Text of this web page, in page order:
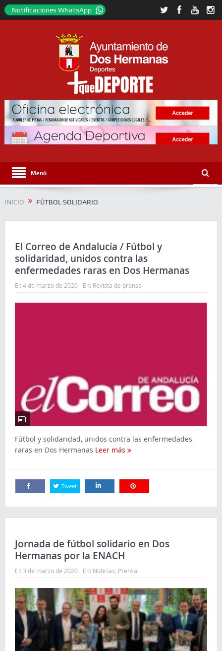
Notificaciones WhatsApp
Menú
INICIO FÚTBOL SOLIDARIO
El Correo de Andalucía / Fútbol y
solidaridad, unidos contra las
enfermedades raras en Dos Hermanas
El: 4 de marzo de 2020 En: Revista de prensa
Fútbol y solidaridad, unidos contra las enfermedades
raras en Dos Hermanas Leer más
Tweet
Jornada de fútbol solidario en Dos
Hermanas por la ENACH
El: 3 de marzo de 2020 En: Noticias Prensa